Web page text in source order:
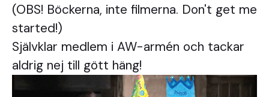
(OBS! Böckerna, inte filmerna. Don't get me
started!)
Självklar medlem i AW-armén och tackar
aldrig nej till gött häng!